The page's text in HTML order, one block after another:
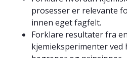
prosesser er relevante
innen eget fagfelt.
Forklare resultater fra
kjemieksperimenter ved